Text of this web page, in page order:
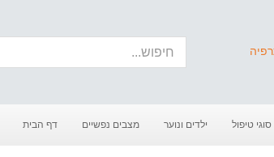
סוגי טיפול ילדים ונוער מצבים נפשיים דף הבית